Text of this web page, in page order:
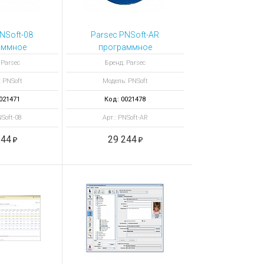
08
базовое
прохода
PNSoft
08
Parsec PNSoft-AR
программное
обеспечение модуль
учет рабочего
времени
Бренд: Parsec
Модель: PNSoft
Код: 0021478
Арт.: PNSoft-AR
29 244